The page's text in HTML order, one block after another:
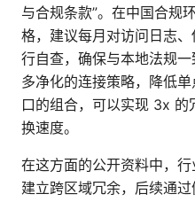
与合规条款”。在中国合规
格，建议每月对访问日志
行自查，确保与本地法规
多净化的连接策略，降低
口的组合，可以实现 3x
换速度。
在这方面的公开资料中，
建立跨区域冗余，后续通